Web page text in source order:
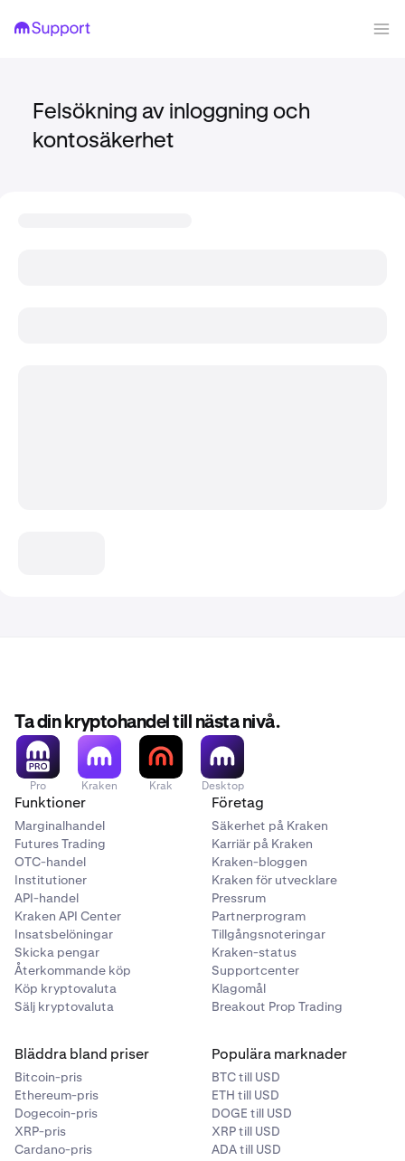
Felsökning av inloggning och
kontosäkerhet
Ta din kryptohandel till nästa nivå.
Pro Kraken Krak Desktop
Funktioner
Marginalhandel
Futures Trading
OTC-handel
Institutioner
API-handel
Kraken API Center
Insatsbelöningar
Skicka pengar
Återkommande köp
Köp kryptovaluta
Sälj kryptovaluta
Företag
Säkerhet på Kraken
Karriär på Kraken
Kraken-bloggen
Kraken för utvecklare
Pressrum
Partnerprogram
Tillgångsnoteringar
Kraken-status
Supportcenter
Klagomål
Breakout Prop Trading
Bläddra bland priser
Bitcoin-pris
Ethereum-pris
Dogecoin-pris
XRP-pris
Cardano-pris
Populära marknader
BTC till USD
ETH till USD
DOGE till USD
XRP till USD
ADA till USD